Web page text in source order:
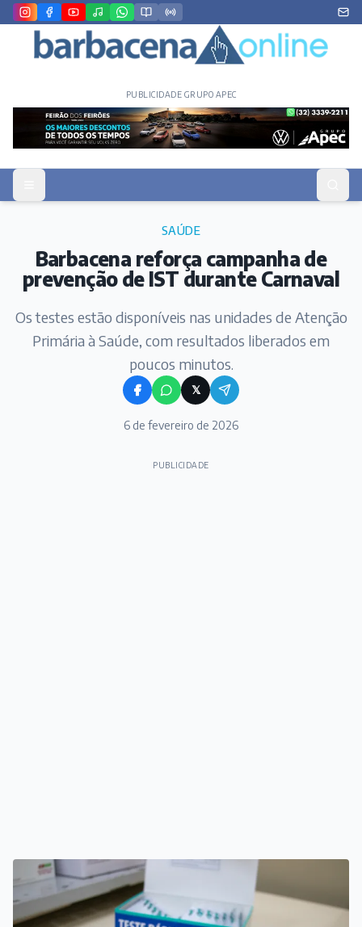
PUBLICIDADE GRUPO APEC
SAÚDE
Barbacena reforça campanha de
prevenção de IST durante Carnaval
Os testes estão disponíveis nas unidades de Atenção
Primária à Saúde, com resultados liberados em
poucos minutos.
𝕏
6 de fevereiro de 2026
PUBLICIDADE